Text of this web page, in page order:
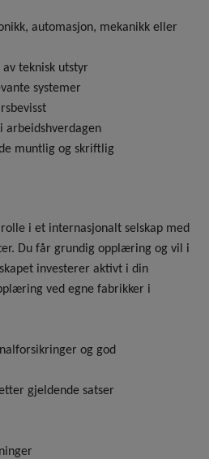
automasjon, mekanikk eller
teknisk utstyr
systemer
arbeidshverdagen
muntlig og skriftlig
rolle i et internasjonalt selskap med
Du får grundig opplæring og vil i
investerer aktivt i din
ved egne fabrikker i
og god
gjeldende satser